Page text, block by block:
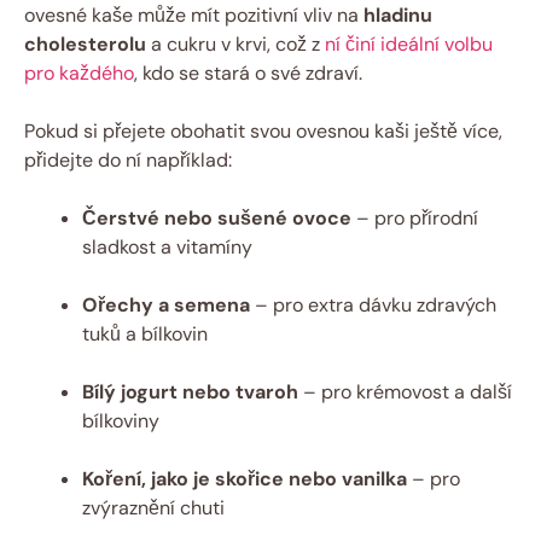
ovesné kaše může mít pozitivní vliv na hladinu
cholesterolu a cukru v krvi, což z ní činí ideální volbu
pro každého, kdo se stará o své zdraví.
Pokud si přejete obohatit svou ovesnou kaši ještě více,
přidejte do ní například:
Čerstvé nebo sušené ovoce – pro přírodní
sladkost a vitamíny
Ořechy a semena – pro extra dávku zdravých
tuků a bílkovin
Bílý jogurt nebo tvaroh – pro krémovost a další
bílkoviny
Koření, jako je skořice nebo vanilka – pro
zvýraznění chuti